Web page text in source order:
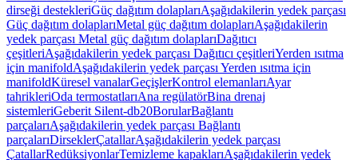
dirseği destekleriGüç dağıtım dolaplarıAşağıdakilerin yedek parçası
Güç dağıtım dolaplarıMetal güç dağıtım dolaplarıAşağıdakilerin
yedek parçası Metal güç dağıtım dolaplarıDağıtıcı
çeşitleriAşağıdakilerin yedek parçası Dağıtıcı çeşitleriYerden ısıtma
için manifoldAşağıdakilerin yedek parçası Yerden ısıtma için
manifoldKüresel vanalarGeçişlerKontrol elemanlarıAyar
tahrikleriOda termostatlarıAna regülatörBina drenaj
sistemleriGeberit Silent-db20BorularBağlantı
parçalarıAşağıdakilerin yedek parçası Bağlantı
parçalarıDirseklerÇatallarAşağıdakilerin yedek parçası
ÇatallarRedüksiyonlarTemizleme kapaklarıAşağıdakilerin yedek